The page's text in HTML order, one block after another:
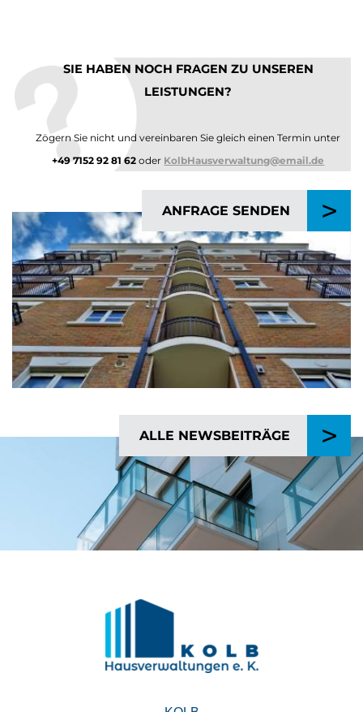
SIE HABEN NOCH FRAGEN ZU UNSEREN
LEISTUNGEN?
Zögern Sie nicht und vereinbaren Sie gleich einen Termin unter
+49 7152 92 81 62 oder KolbHausverwaltung@email.de
ANFRAGE SENDEN >
ALLE NEWSBEITRÄGE >